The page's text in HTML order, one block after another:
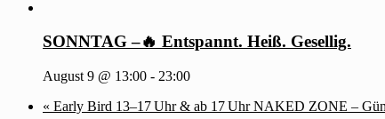
SONNTAG –🔥 Entspannt. Heiß. Gesellig.
August 9 @ 13:00 - 23:00
« Early Bird 13–17 Uhr & ab 17 Uhr NAKED ZONE –